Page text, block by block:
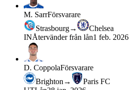
M. SarrFörsvarare
Strasbourg→
Chelsea
INÅtervänder från lån1 feb. 2026
D. CoppolaFörsvarare
Brighton →
Paris FC